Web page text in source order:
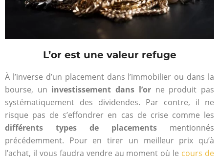
L’or est une valeur refuge
À l’inverse d’un placement dans l’immobilier ou dans la
bourse, un investissement dans l’orne produit pas
systématiquement des dividendes. Par contre, il ne
risque pas de s’effondrer en cas de crise comme les
différents types de placements mentionnés
précédemment. Pour en tirer un meilleur prix qu’à
l’achat, il vous faudra vendre au moment où le cours de